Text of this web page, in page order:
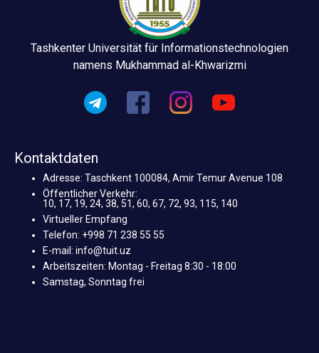
Tashkenter Universität für Informationstechnologien
namens Mukhammad al-Khwarizmi
Kontaktdaten
Adresse: Taschkent 100084, Amir Temur Avenue 108
Öffentlicher Verkehr:
10, 17, 19, 24, 38, 51, 60, 67, 72, 93, 115, 140
Virtueller Empfang
Telefon: +998 71 238 55 55
E-mail: info@tuit.uz
Arbeitszeiten: Montag - Freitag 8:30 - 18:00
Samstag, Sonntag frei